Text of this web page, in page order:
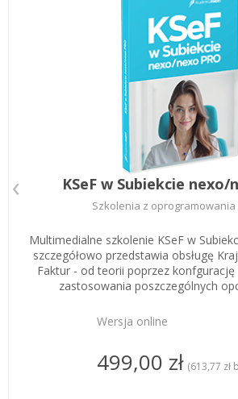
KSeF w Subiekcie nexo/
Szkolenia z oprogramowania
Multimedialne szkolenie KSeF w
szczegółowo przedstawia obsługę
Faktur - od teorii poprzez
zastosowania poszczególnych
Wersja online
499,00 zł (613,77 zł